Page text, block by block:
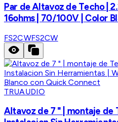
Par de Altavoz de Techo |
16ohms | 70/100V | Color
FS2CWFS2CW
TRUAUDIO
Altavoz de 7 " | montaje de